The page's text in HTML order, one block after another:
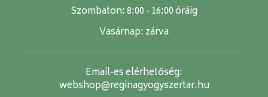
Szombaton:8:00 - 16:00 óráig
Vasárnap: zárva
Email-es elérhetőség:
webshop@reginagyogyszertar.hu